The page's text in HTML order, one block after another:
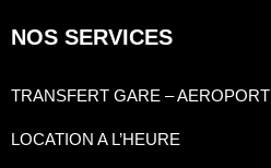
NOS SERVICES
TRANSFERT GARE – AEROPORT
LOCATION A L’HEURE